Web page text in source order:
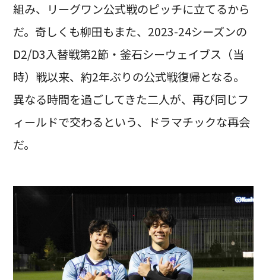
組み、リーグワン公式戦のピッチに立てるから
だ。奇しくも柳田もまた、2023-24シーズンの
D2/D3入替戦第2節・釜石シーウェイブス（当
時）戦以来、約2年ぶりの公式戦復帰となる。
異なる時間を過ごしてきた二人が、再び同じフ
ィールドで交わるという、ドラマチックな再会
だ。